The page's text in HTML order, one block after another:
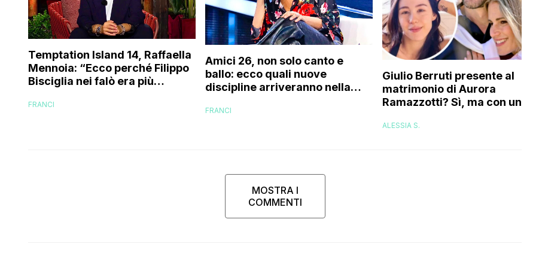
Temptation Island 14, Raffaella
Mennoia: “Ecco perché Filippo
Bisciglia nei falò era più
FRANCI
Amici 26, non solo canto e
ballo: ecco quali nuove
discipline arriveranno nella
FRANCI
Giulio Berruti presente al
matrimonio di Aurora
Ramazzotti? Sì, ma con un
sarebbe
ALESSIA S.
MOSTRA I
COMMENTI